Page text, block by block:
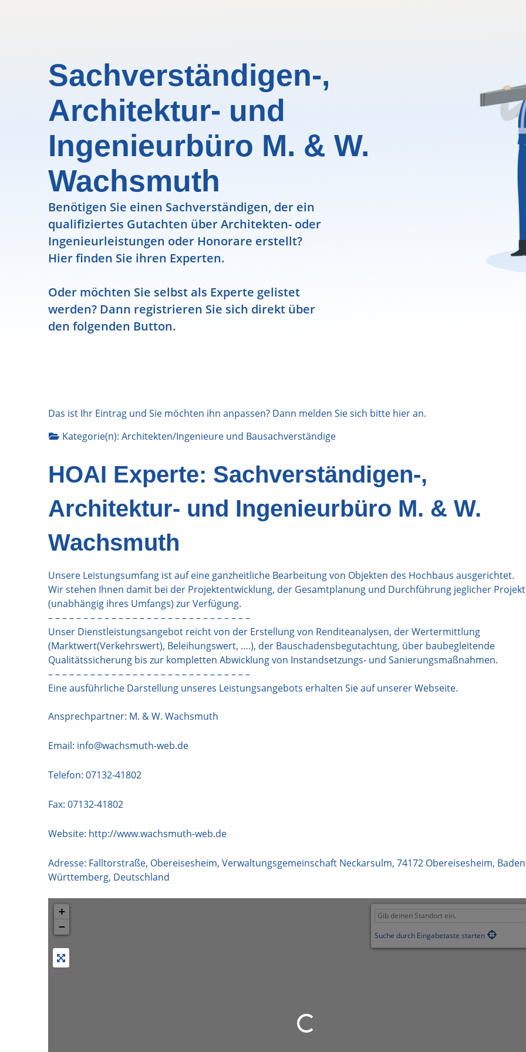
Sachverständigen-,
Architektur- und
Ingenieurbüro M. & W.
Wachsmuth
Benötigen Sie einen Sachverständigen, der ein
qualifiziertes Gutachten über Architekten- oder
Ingenieurleistungen oder Honorare erstellt?
Hier finden Sie ihren Experten.
Oder möchten Sie selbst als Experte gelistet
werden? Dann registrieren Sie sich direkt über
den folgenden Button.
Das ist Ihr Eintrag und Sie möchten ihn anpassen? Dann melden Sie sich bitte hieran.
Kategorie(n): Architekten/Ingenieure und Bausachverständige
HOAI Experte: Sachverständigen-,
Architektur- und Ingenieurbüro M. & W.
Wachsmuth
Unsere Leistungsumfang ist auf eine ganzheitliche Bearbeitung von Objekten des Hochbaus ausgerichtet.
Wir stehen Ihnen damit bei der Projektentwicklung, der Gesamtplanung und Durchführung jeglicher
(unabhängig ihres Umfangs) zur Verfügung.
– – – – – – – – – – – – – – – – – – – – – – – – – – – – –
Unser Dienstleistungsangebot reicht von der Erstellung von Renditeanalysen, der Wertermittlung
(Marktwert(Verkehrswert), Beleihungswert, ….), der Bauschadensbegutachtung, über baubegleitende
Qualitätssicherung bis zur kompletten Abwicklung von Instandsetzungs- und Sanierungsmaßnahmen.
– – – – – – – – – – – – – – – – – – – – – – – – – – – – –
Eine ausführliche Darstellung unseres Leistungsangebots erhalten Sie auf unserer Webseite.
Ansprechpartner: M. & W. Wachsmuth
Email: info@wachsmuth-web.de
Telefon: 07132-41802
Fax: 07132-41802
Website: http://www.wachsmuth-web.de
Adresse: Falltorstraße, Obereisesheim, Verwaltungsgemeinschaft Neckarsulm, 74172 Obereisesheim,
Württemberg, Deutschland
+
−
Suche durch Eingabetaste starten